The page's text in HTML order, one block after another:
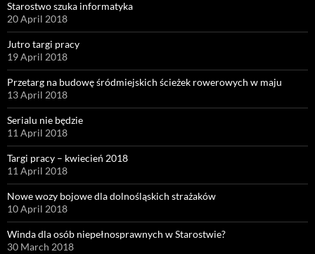
Starostwo szuka informatyka
20 April 2018
Jutro targi pracy
19 April 2018
Przetarg na budowę śródmiejskich ścieżek rowerowych w maju
13 April 2018
Serialu nie będzie
11 April 2018
Targi pracy – kwiecień 2018
11 April 2018
Nowe wozy bojowe dla dolnośląskich strażaków
10 April 2018
Winda dla osób niepełnosprawnych w Starostwie?
30 March 2018